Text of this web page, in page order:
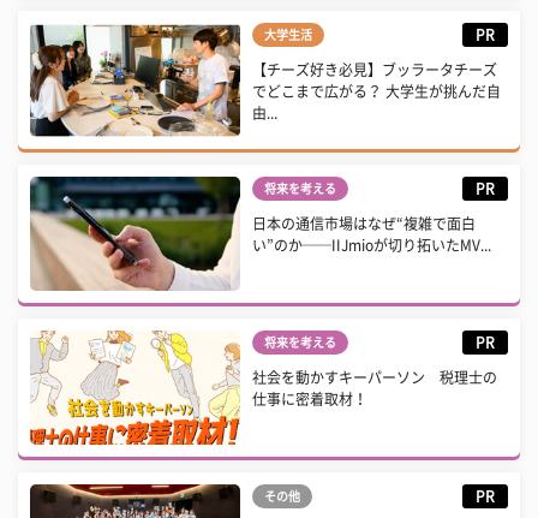
大学生活 PR
【チーズ好き必見】ブッラータチーズ
でどこまで広がる？ 大学生が挑んだ自
由...
将来を考える PR
日本の通信市場はなぜ“複雑で面白
い”のか──IIJmioが切り拓いたMV...
将来を考える PR
社会を動かすキーパーソン 税理士の
仕事に密着取材！
その他 PR